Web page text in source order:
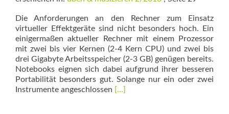
Die Anforderungen an den Rechner zum Einsatz
virtueller Effektgeräte sind nicht besonders hoch. Ein
einigermaßen aktueller Rechner mit einem Prozessor
mit zwei bis vier Kernen (2-4 Kern CPU) und zwei bis
drei Giga­byte Arbeitsspeicher (2-3 GB) genügen bereits.
Notebooks eignen sich dabei aufgrund ihrer besseren
Portabilität besonders gut. Solange nur ein oder zwei
Instrumente angeschlossen Read
[…]